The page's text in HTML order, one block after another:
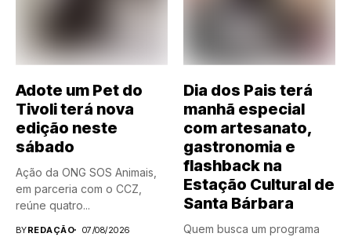
Adote um Pet do
Tivoli terá nova
edição neste
sábado
Ação da ONG SOS Animais,
em parceria com o CCZ,
reúne quatro...
BYREDAÇÃO 07/08/2026
Dia dos Pais terá
manhã especial
com artesanato,
gastronomia e
flashback na
Estação Cultural de
Santa Bárbara
Quem busca um programa